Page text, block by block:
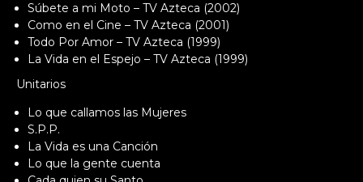
Súbete a mi Moto – TV Azteca (2002)
Como en el Cine – TV Azteca (2001)
Todo Por Amor – TV Azteca (1999)
La Vida en el Espejo – TV Azteca (1999)
Unitarios
Lo que callamos las Mujeres
S.P.P.
La Vida es una Canción
Lo que la gente cuenta